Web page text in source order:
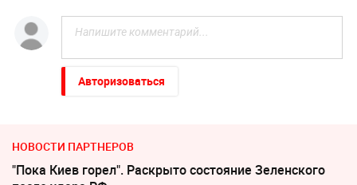
Авторизоваться
НОВОСТИ ПАРТНЕРОВ
"Пока Киев горел". Раскрыто состояние Зеленского